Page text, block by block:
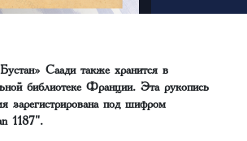
Саади также хранится в
библиотеке Франции. Эта рукопись
зарегистрирована под шифром
1187".